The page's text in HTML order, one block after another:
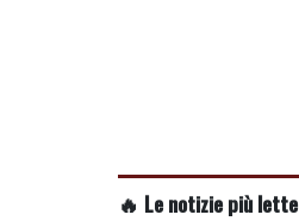
🔥 Le notizie più lette